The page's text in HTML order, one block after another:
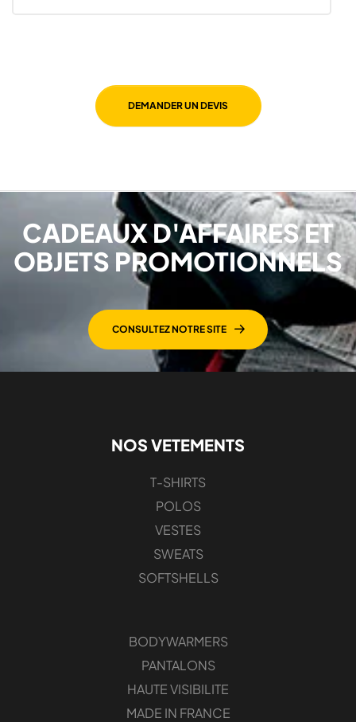
DEMANDER UN DEVIS
CADEAUX D'AFFAIRES ET
OBJETS PROMOTIONNELS
CONSULTEZ NOTRE SITE
NOS VETEMENTS
T-SHIRTS
POLOS
VESTES
SWEATS
SOFTSHELLS
BODYWARMERS
PANTALONS
HAUTE VISIBILITE
MADE IN FRANCE